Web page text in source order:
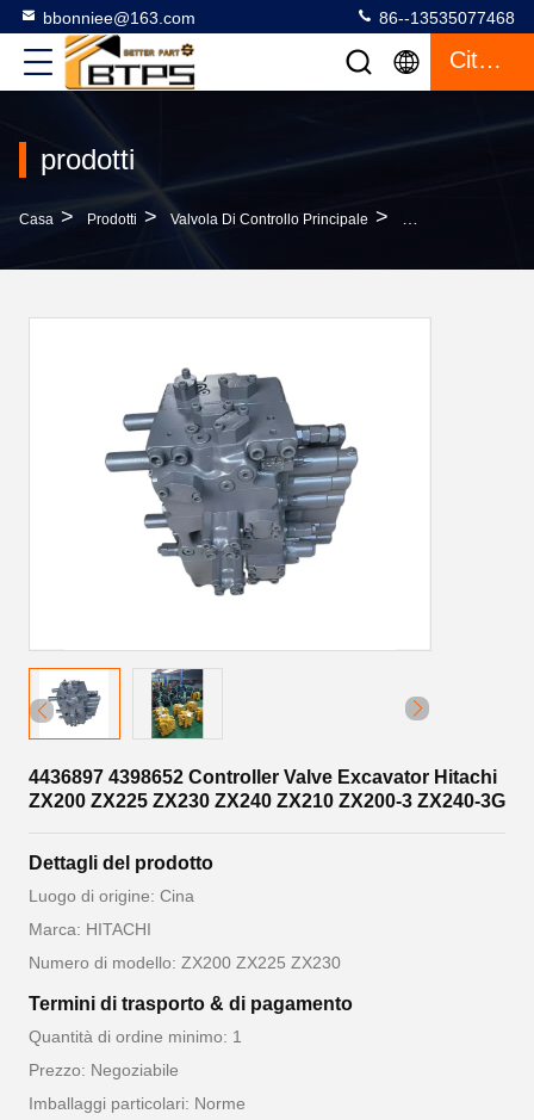
bbonniee@163.com 86--13535077468
Citazione
prodotti
Casa > Prodotti > Valvola Di Controllo Principale > 4436897 4398652
4436897 4398652 Controller Valve Excavator Hitachi
ZX200 ZX225 ZX230 ZX240 ZX210 ZX200-3 ZX240-3G
Dettagli del prodotto
Luogo di origine: Cina
Marca: HITACHI
Numero di modello: ZX200 ZX225 ZX230
Termini di trasporto & di pagamento
Quantità di ordine minimo: 1
Prezzo: Negoziabile
Imballaggi particolari: Norme